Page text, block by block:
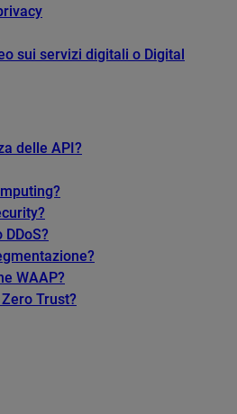
sui servizi digitali o Digital
delle API?
WAAP?
Trust?